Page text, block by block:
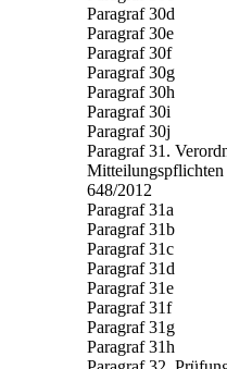
Paragraf 30d
Paragraf 30e
Paragraf 30f
Paragraf 30g
Paragraf 30h
Paragraf 30i
Paragraf 30j
Paragraf 31.
648/2012
Paragraf 31a
Paragraf 31b
Paragraf 31c
Paragraf 31d
Paragraf 31e
Paragraf 31f
Paragraf 31g
Paragraf 31h